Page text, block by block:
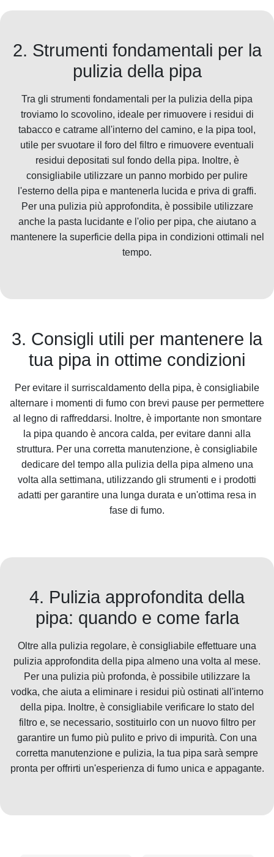
2. Strumenti fondamentali per la
pulizia della pipa
Tra gli strumenti fondamentali per la pulizia della pipa
troviamo lo scovolino, ideale per rimuovere i residui di
tabacco e catrame all'interno del camino, e la pipa tool,
utile per svuotare il foro del filtro e rimuovere eventuali
residui depositati sul fondo della pipa. Inoltre, è
consigliabile utilizzare un panno morbido per pulire
l'esterno della pipa e mantenerla lucida e priva di graffi.
Per una pulizia più approfondita, è possibile utilizzare
anche la pasta lucidante e l'olio per pipa, che aiutano a
mantenere la superficie della pipa in condizioni ottimali nel
tempo.
3. Consigli utili per mantenere la
tua pipa in ottime condizioni
Per evitare il surriscaldamento della pipa, è consigliabile
alternare i momenti di fumo con brevi pause per permettere
al legno di raffreddarsi. Inoltre, è importante non smontare
la pipa quando è ancora calda, per evitare danni alla
struttura. Per una corretta manutenzione, è consigliabile
dedicare del tempo alla pulizia della pipa almeno una
volta alla settimana, utilizzando gli strumenti e i prodotti
adatti per garantire una lunga durata e un'ottima resa in
fase di fumo.
4. Pulizia approfondita della
pipa: quando e come farla
Oltre alla pulizia regolare, è consigliabile effettuare una
pulizia approfondita della pipa almeno una volta al mese.
Per una pulizia più profonda, è possibile utilizzare la
vodka, che aiuta a eliminare i residui più ostinati all'interno
della pipa. Inoltre, è consigliabile verificare lo stato del
filtro e, se necessario, sostituirlo con un nuovo filtro per
garantire un fumo più pulito e privo di impurità. Con una
corretta manutenzione e pulizia, la tua pipa sarà sempre
pronta per offrirti un'esperienza di fumo unica e appagante.